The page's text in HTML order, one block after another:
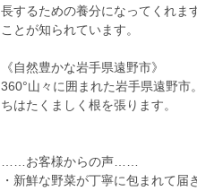
長するための養分になってくれま
ことが知られています。
《自然豊かな岩手県遠野市》
360°山々に囲まれた岩手県遠野
ちはたくましく根を張ります。
……お客様からの声……
・新鮮な野菜が丁寧に包まれて届